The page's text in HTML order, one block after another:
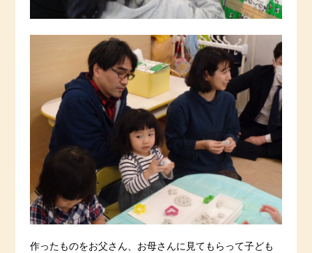
作ったものをお父さん、お母さんに見てもらって子ども